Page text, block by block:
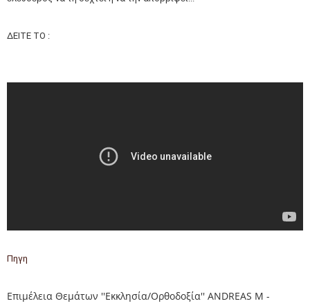
ΔΕΙΤΕ ΤΟ :
Πηγη
Επιμέλεια Θεμάτων ''Εκκλησία/Ορθοδοξία'' ANDREAS M -